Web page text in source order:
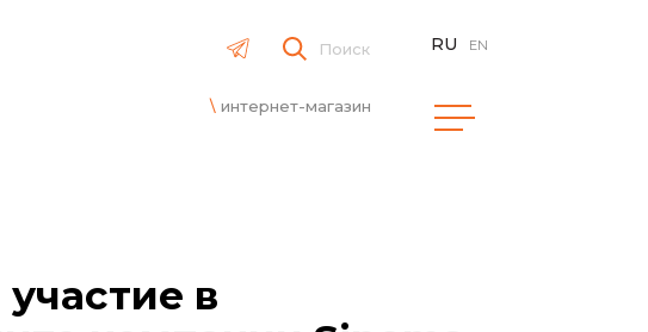
Поиск
интернет-магазин
RU EN
в